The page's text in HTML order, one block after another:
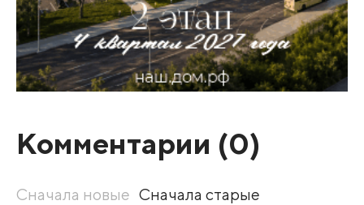
Комментарии (0)
Сначала новые Сначала старые